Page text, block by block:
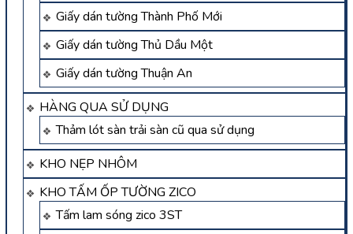
Giấy dán tường Thành Phố Mới
Giấy dán tường Thủ Dầu Một
Giấy dán tường Thuận An
HÀNG QUA SỬ DỤNG
Thảm lót sàn trải sàn cũ qua sử dụng
KHO NẸP NHÔM
KHO TẤM ỐP TƯỜNG ZICO
Tấm lam sóng zico 3ST